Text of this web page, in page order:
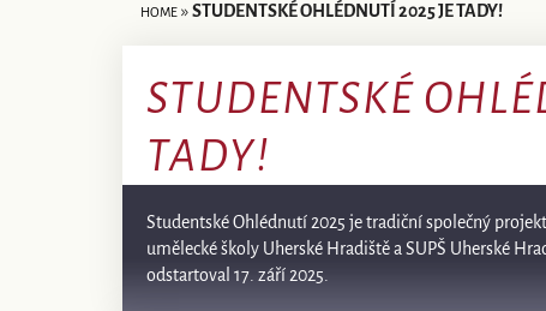
HOME »STUDENTSKÉ OHLÉDNUTÍ 2025 JE TADY!
STUDENTSKÉ
TADY!
Studentské Ohlédnutí 2025 je tradiční společný
umělecké školy Uherské Hradiště a SUPŠ Uherské
odstartoval 17. září 2025.